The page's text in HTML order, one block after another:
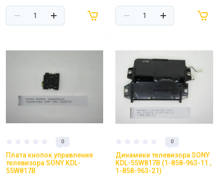
0
Плата кнопок управления
телевизора SONY KDL-
55W817B
0
Динамики телевизора SONY
KDL-55W817B (1-858-963-11 ,
1-858-963-21)